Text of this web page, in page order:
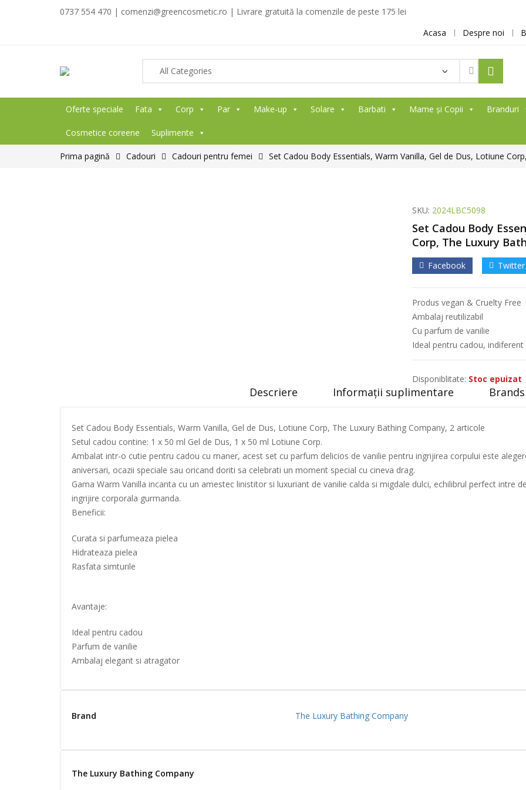
0737 554 470 | comenzi@greencosmetic.ro | Livrare gratuită la comenzile de peste 175 lei
Acasa
Despre noi
Products
Oferte speciale
Fata Corp Par Make-up Solare Barbati Mame și Copii Branduri
Cosmetice coreene Suplimente
Prima pagină Cadouri Cadouri pentru femei Set Cadou Body Essentials, Warm Vanilla, Gel de Dus, Lotiune
SKU: 2024LBC5098
Set Cadou Body
Corp, The Luxury
Facebook Twitter
Produs vegan & Cruelty Free
Ambalaj reutilizabil
Cu parfum de vanilie
Ideal pentru cadou,
Disponiblitate: Stoc epuizat
Descriere Informații suplimentare
Set Cadou Body Essentials, Warm Vanilla, Gel de Dus, Lotiune Corp, The Luxury Bathing Company, 2 articole
Setul cadou contine: 1 x 50 ml Gel de Dus, 1 x 50 ml Lotiune Corp.
Ambalat intr-o cutie pentru cadou cu maner, acest set cu parfum delicios de vanilie pentru ingrijirea corpului este
aniversari, ocazii speciale sau oricand doriti sa celebrati un moment special cu cineva drag.
Gama Warm Vanilla incanta cu un amestec linistitor si luxuriant de vanilie calda si migdale dulci, echilibrul perfect intre
ingrijire corporala gurmanda.
Beneficii:
Curata si parfumeaza pielea
Hidrateaza pielea
Rasfata simturile
Avantaje:
Ideal pentru cadou
Parfum de vanilie
Ambalaj elegant si atragator
Brand The Luxury Bathing Company
The Luxury Bathing Company